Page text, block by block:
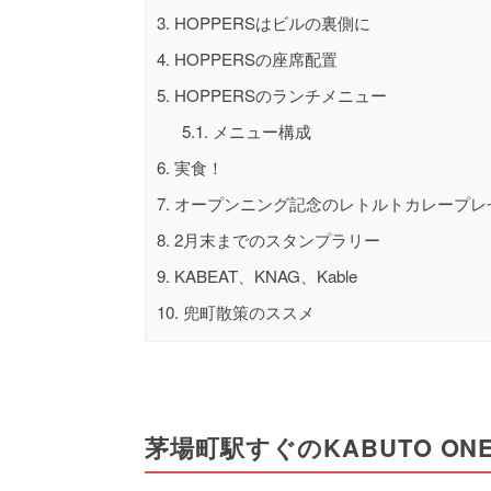
3. HOPPERSはビルの裏側に
4. HOPPERSの座席配置
5. HOPPERSのランチメニュー
5.1. メニュー構成
6. 実食！
7. オープンニング記念のレトルトカレープレ
8. 2月末までのスタンプラリー
9. KABEAT、KNAG、Kable
10. 兜町散策のススメ
茅場町駅すぐのKABUTO